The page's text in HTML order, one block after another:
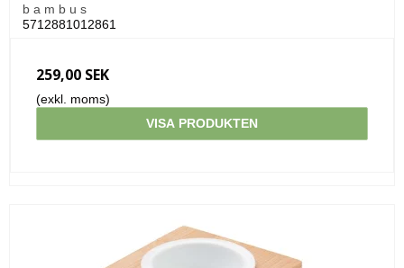
b a m b u s
5712881012861
259,00 SEK
(exkl. moms)
VISA PRODUKTEN